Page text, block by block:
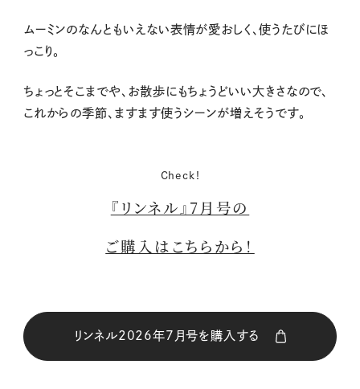
ムーミンのなんともいえない表情が愛おしく、使うたびにほ
っこり。
ちょっとそこまでや、お散歩にもちょうどいい大きさなので、
これからの季節、ますます使うシーンが増えそうです。
Check!
『リンネル』7月号の
ご購入はこちらから！
リンネル2026年7月号を購入する